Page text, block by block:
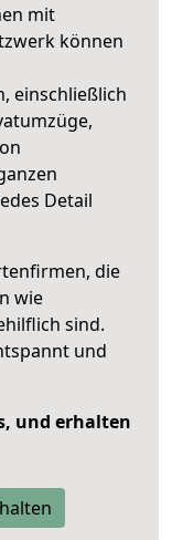
mit
können
einschließlich
Detail
die
wie
sind.
und
und erhalten